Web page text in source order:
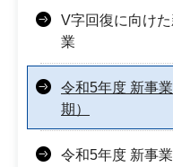
V字回復に向け
業
令和5年度 新事
期）
令和5年度 新事